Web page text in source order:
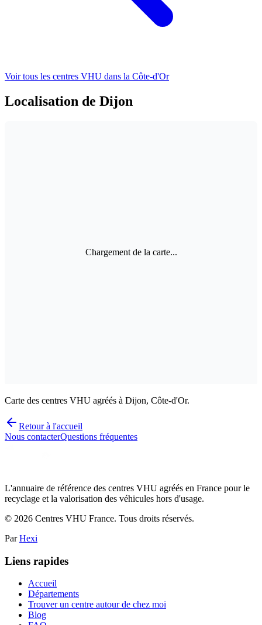
Voir tous les centres VHU dans la Côte-d'Or
Localisation de Dijon
Chargement de la carte...
Carte des centres VHU agréés à Dijon, Côte-d'Or.
Retour à l'accueil
Nous contacterQuestions fréquentes
L'annuaire de référence des centres VHU agréés en France pour le
recyclage et la valorisation des véhicules hors d'usage.
© 2026 Centres VHU France. Tous droits réservés.
Par Hexi
Liens rapides
Accueil
Départements
Trouver un centre autour de chez moi
Blog